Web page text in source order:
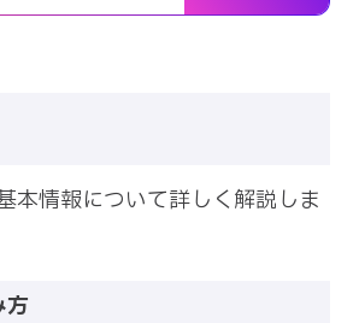
本情報について詳しく解説しま
方